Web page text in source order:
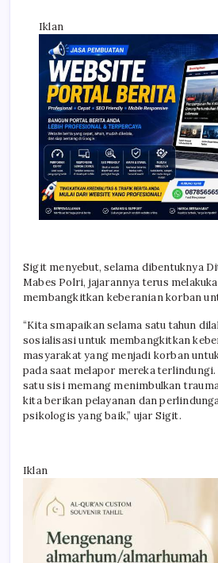
Iklan
Sigit menyebut, selama dibentuknya
Mabes Polri, jajarannya terus
membangkitkan keberanian korban
“Kita smapaikan selama satu tahun
sosialisasi untuk membangkitkan
masyarakat yang menjadi korban
pada saat melapor mereka
satu sisi memang menimbulkan
kita berikan pelayanan dan
psikologis yang baik,” ujar Sigit.
Iklan